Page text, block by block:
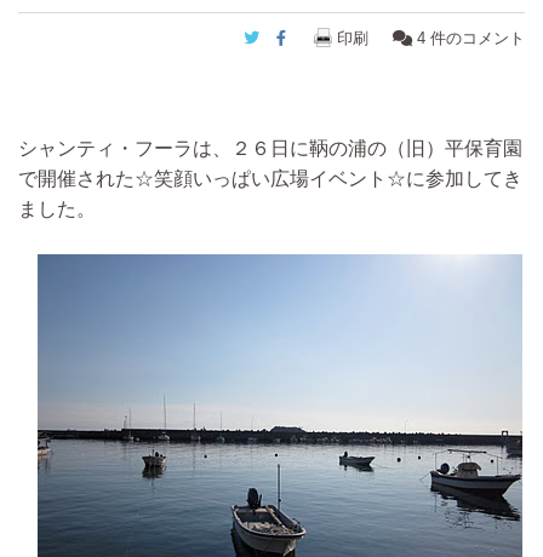
Twitter
Facebook
印刷 4 件のコメント
シャンティ・フーラは、２６日に鞆の浦の（旧）平保育園
で開催された☆笑顔いっぱい広場イベント☆に参加してき
ました。